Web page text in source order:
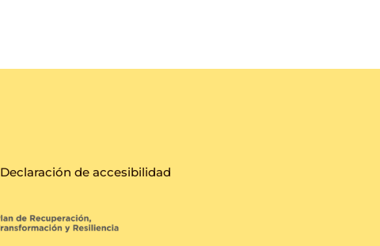
Declaración de accesibilidad